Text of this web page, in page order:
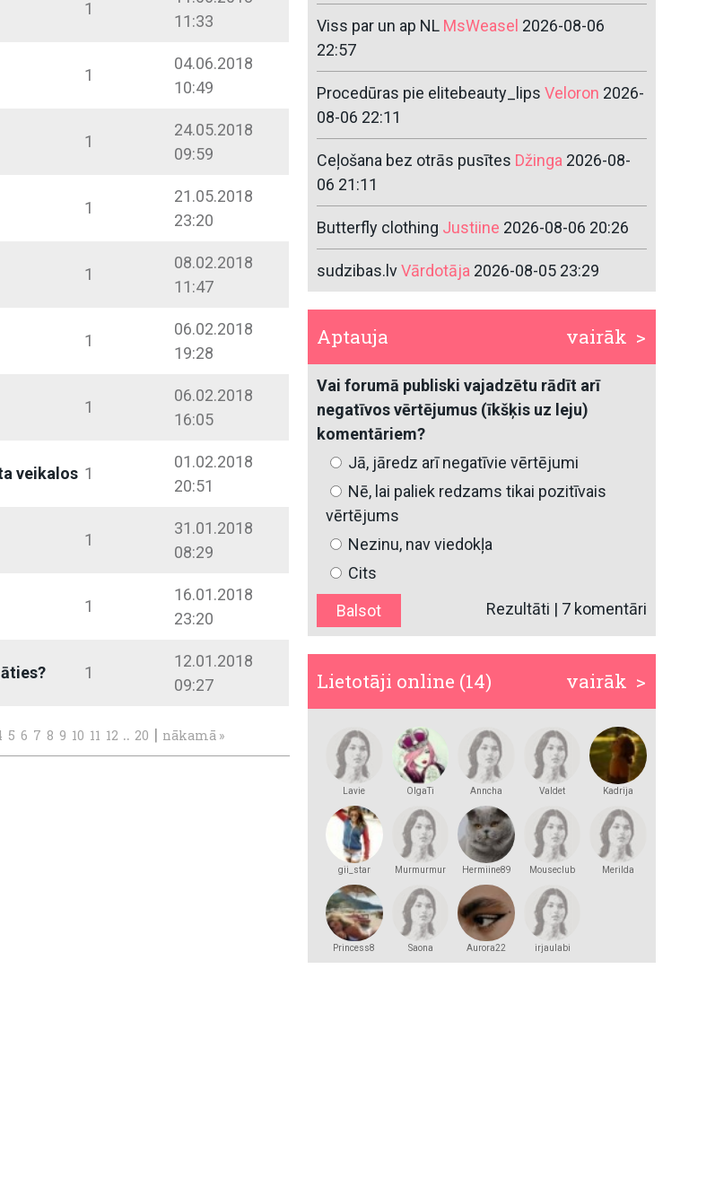
1
11:33
1
04.06.2018
10:49
1
24.05.2018
09:59
1
21.05.2018
23:20
1
08.02.2018
11:47
1
06.02.2018
19:28
1
06.02.2018
16:05
veikalos 1
01.02.2018
20:51
1
31.01.2018
08:29
1
16.01.2018
23:20
1
12.01.2018
09:27
5 6 7 8 9 10 11 12 .. 20 | nākamā »
Viss par un ap NL MsWeasel 2026-08-06
22:57
Procedūras pie elitebeauty_lips Veloron 2026-
08-06 22:11
Ceļošana bez otrās pusītes Džinga 2026-08-
06 21:11
Butterfly clothing Justiine 2026-08-06 20:26
sudzibas.lvVārdotāja 2026-08-05 23:29
vairāk >
Aptauja
Vai forumā publiski vajadzētu rādīt arī
negatīvos vērtējumus (īkšķis uz leju)
komentāriem?
Jā, jāredz arī negatīvie vērtējumi
Nē, lai paliek redzams tikai pozitīvais
vērtējums
Nezinu, nav viedokļa
Cits
Rezultāti | 7 komentāri
vairāk >
Lietotāji online (14)
Lavie OlgaTi Anncha Valdet Kadrija
gii_star Murmurmur Hermiine89 Mouseclub Merilda
Princess8 Saona Aurora22 irjaulabi